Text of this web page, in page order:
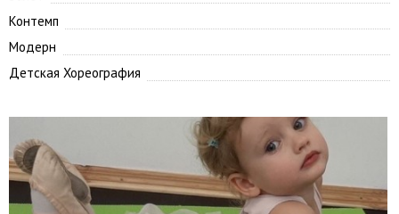
Контемп
Модерн
Детская Хореография